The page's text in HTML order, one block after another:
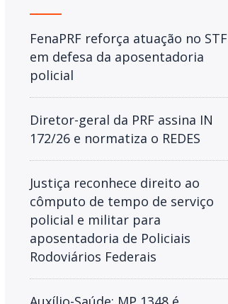
FenaPRF reforça atuação no STF
em defesa da aposentadoria
policial
Diretor-geral da PRF assina IN
172/26 e normatiza o REDES
Justiça reconhece direito ao
cômputo de tempo de serviço
policial e militar para
aposentadoria de Policiais
Rodoviários Federais